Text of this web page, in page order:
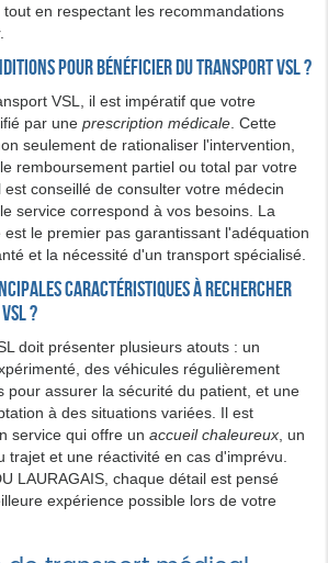
en respectant les recommandations
pour bénéficier du transport VSL ?
VSL, il est impératif que votre
par une prescription médicale. Cette
seulement de rationaliser l'intervention,
remboursement partiel ou total par votre
conseillé de consulter votre médecin
service correspond à vos besoins. La
le premier pas garantissant l'adéquation
et la nécessité d'un transport spécialisé.
caractéristiques à rechercher
?
doit présenter plusieurs atouts : un
des véhicules régulièrement
pour assurer la sécurité du patient, et une
à des situations variées. Il est
service qui offre un accueil chaleureux, un
trajet et une réactivité en cas d'imprévu.
LAURAGAIS, chaque détail est pensé
expérience possible lors de votre